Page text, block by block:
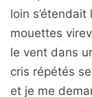
loin s’étendait
mouettes
le vent dans
cris répétés
et je me